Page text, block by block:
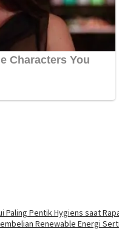
Paling Pentik Hygiens saat
Renewable Energi